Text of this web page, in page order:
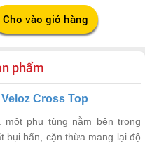
phẩm
Veloz Cross Top
một phụ tùng nằm bên trong
bụi bẩn, cặn thừa mang lại độ